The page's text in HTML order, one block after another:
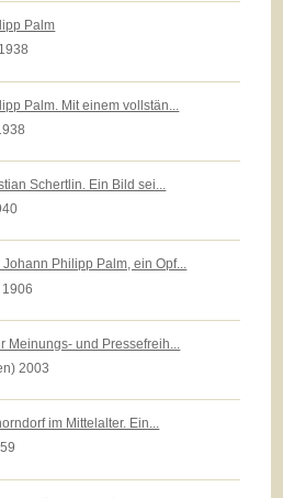
Palm
Palm. Mit einem vollstän...
Schertlin. Ein Bild sei...
Philipp Palm, ein Opf...
Meinungs- und Pressefreih...
2003
im Mittelalter. Ein...